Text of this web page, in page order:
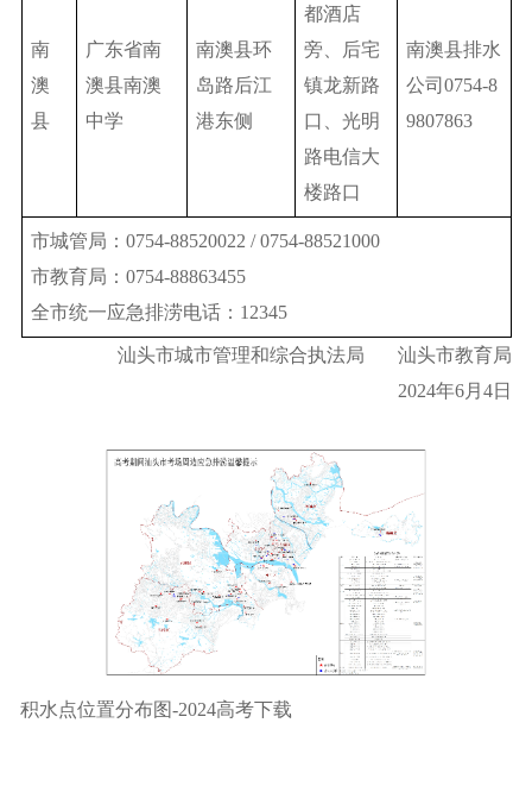
南
澳
县
广东省南
澳县南澳
中学
南澳县环
岛路后江
港东侧
都酒店
旁、后宅
镇龙新路
口、光明
路电信大
楼路口
南澳县排水
公司0754-8
9807863
市城管局：0754-88520022 / 0754-88521000
市教育局：0754-88863455
全市统一应急排涝电话：12345
汕头市城市管理和综合执法局 汕头市教育局
2024年6月4日
积水点位置分布图-2024高考下载